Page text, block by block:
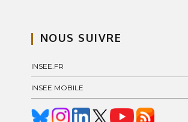
NOUS SUIVRE
INSEE.FR
INSEE MOBILE